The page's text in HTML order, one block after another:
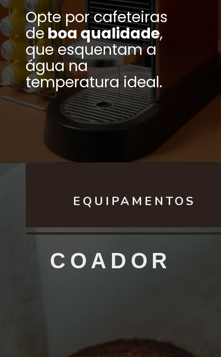
Opte por cafeteiras
de boa qualidade,
que esquentam a
água na
temperatura ideal.
EQUIPAMENTOS
COADOR